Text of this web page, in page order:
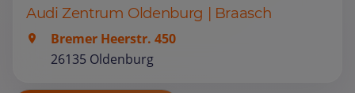
Audi Zentrum Oldenburg | Braasch
Bremer Heerstr. 450
26135 Oldenburg